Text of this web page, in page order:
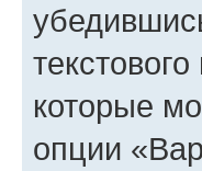
которые
опции